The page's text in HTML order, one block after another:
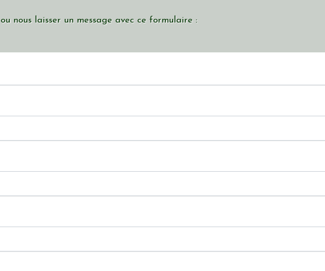
ou nous laisser un message avec ce formulaire :